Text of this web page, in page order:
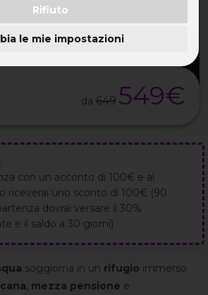
Rifiuto
le mie impostazioni
da 649 549€
con un acconto di 100€ e al
riceverai uno sconto di 100€ (90
dovrai versare il 30%
e il saldo a 30 giorni)
soggiorna in un rifugio immerso
, mezza pensione e